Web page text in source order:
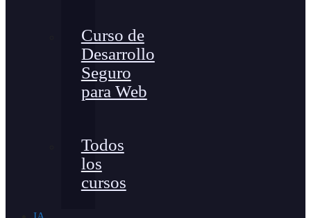
Curso de
Desarrollo
Seguro
para Web
Todos
los
cursos